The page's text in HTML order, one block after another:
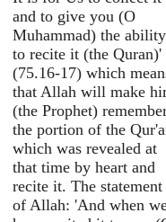
and to give you (O
Muhammad) the ability
to recite it (the Quran)'
(75.16-17) which
that Allah will make
(the Prophet)
the portion of the
which was revealed at
that time by heart and
recite it. The statement
of Allah: 'And when